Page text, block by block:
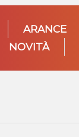
ARANCE
NOVITÀ